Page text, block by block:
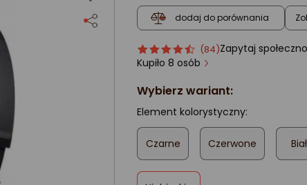
dodaj do porównania
ocena
produktu
gwiazdki
Ocena
produktu
(84)Zapytaj
Kupiło 8 osób
Wybierz wariant:
Element kolorystyczny:
Czarne Czerwone